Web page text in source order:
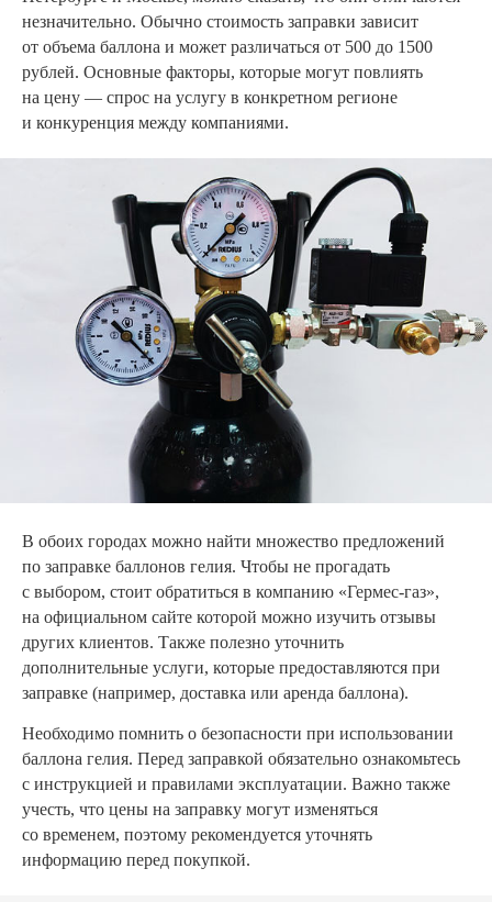
незначительно. Обычно стоимость заправки зависит
от объема баллона и может различаться от 500 до 1500
рублей. Основные факторы, которые могут повлиять
на цену — спрос на услугу в конкретном регионе
и конкуренция между компаниями.
В обоих городах можно найти множество предложений
по заправке баллонов гелия. Чтобы не прогадать
с выбором, стоит обратиться в компанию «Гермес-газ»,
на официальном сайте которой можно изучить отзывы
других клиентов. Также полезно уточнить
дополнительные услуги, которые предоставляются при
заправке (например, доставка или аренда баллона).
Необходимо помнить о безопасности при использовании
баллона гелия. Перед заправкой обязательно ознакомьтесь
с инструкцией и правилами эксплуатации. Важно также
учесть, что цены на заправку могут изменяться
со временем, поэтому рекомендуется уточнять
информацию перед покупкой.